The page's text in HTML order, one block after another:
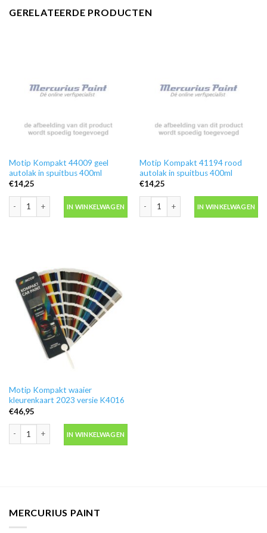
GERELATEERDE PRODUCTEN
Motip Kompakt 44009 geel
autolak in spuitbus 400ml
€14,25
Motip Kompakt 44009 geel autolak in spuitbus 400ml aantal
IN WINKELWAGEN
Motip Kompakt 41194 rood
autolak in spuitbus 400ml
€14,25
Motip Kompakt 41194 rood autolak
IN WINKELWAGEN
Motip Kompakt waaier
kleurenkaart 2023 versie K4016
€46,95
IN WINKELWAGEN
MERCURIUS PAINT